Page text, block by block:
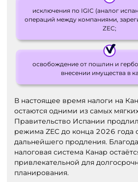
исключения по IGIC (аналог
операций между компаниями,
ZEC;
освобождение от пошлин и
внесении имущества в
В настоящее время налоги на
остаются одними из самых
Правительство Испании
режима ZEC до конца 2026 года
дальнейшего продления.
налоговая система Канар
привлекательной для
планирования.